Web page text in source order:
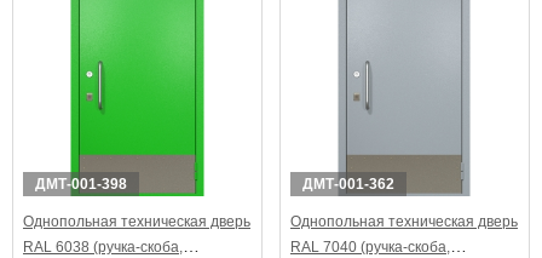
ДМТ-001-398
Однопольная техническая дверь
RAL 6038 (ручка-скоба,
ДМТ-001-362
Однопольная техническая дверь
RAL 7040 (ручка-скоба,